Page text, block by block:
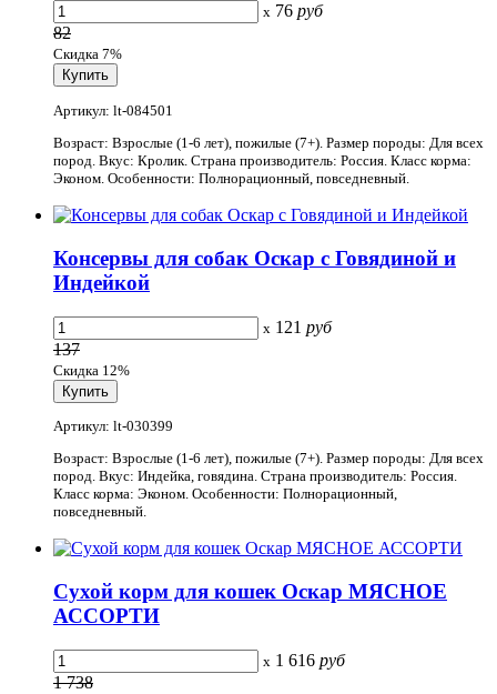
x 76 руб
82
Скидка 7%
Артикул: lt-084501
Возраст: Взрослые (1-6 лет), пожилые (7+). Размер породы: Для всех
пород. Вкус: Кролик. Страна производитель: Россия. Класс корма:
Эконом. Особенности: Полнорационный, повседневный.
Консервы для собак Оскар с Говядиной и
Индейкой
x 121 руб
137
Скидка 12%
Артикул: lt-030399
Возраст: Взрослые (1-6 лет), пожилые (7+). Размер породы: Для всех
пород. Вкус: Индейка, говядина. Страна производитель: Россия.
Класс корма: Эконом. Особенности: Полнорационный,
повседневный.
Cухой корм для кошек Оскар МЯСНОЕ
АССОРТИ
x 1 616 руб
1 738